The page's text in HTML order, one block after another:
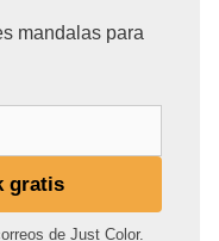
mandalas para
gratis
de Just Color.